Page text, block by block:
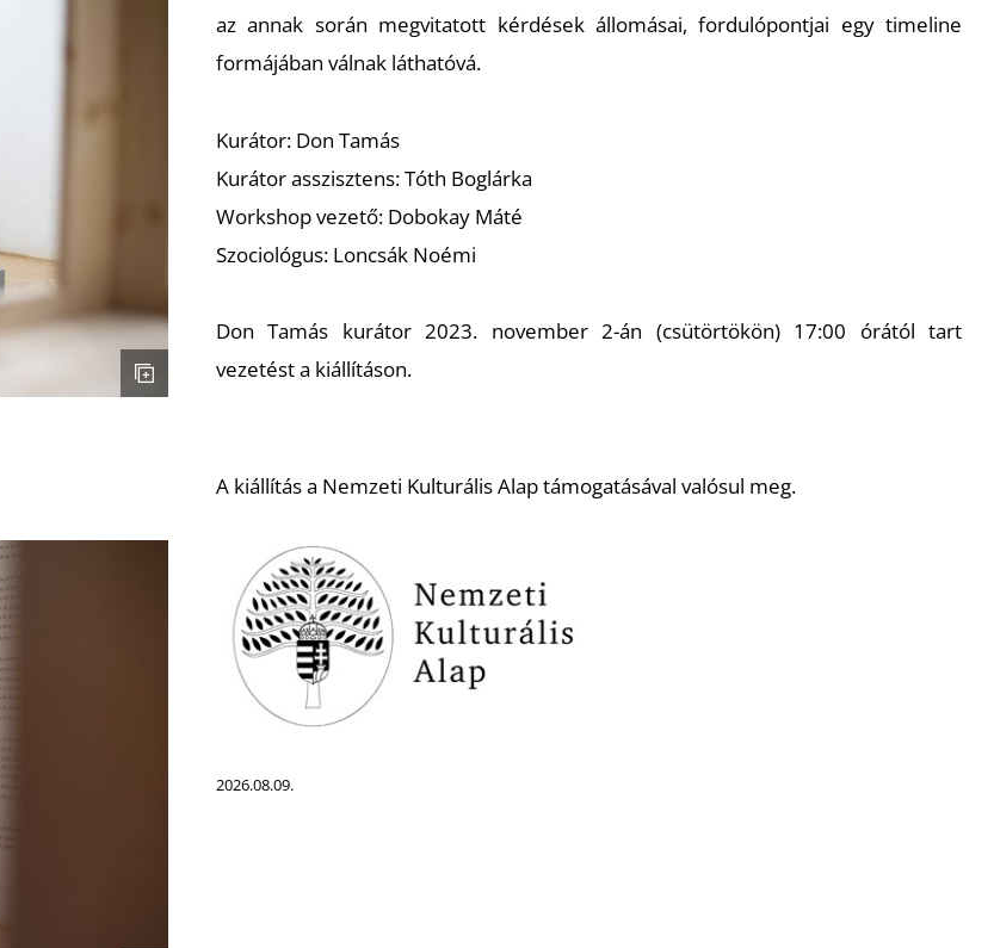
az annak során megvitatott kérdések állomásai, fordulópontjai egy timeline
formájában válnak láthatóvá.
Kurátor: Don Tamás
Kurátor asszisztens: Tóth Boglárka
Workshop vezető: Dobokay Máté
Szociológus: Loncsák Noémi
Don Tamás kurátor 2023. november 2-án (csütörtökön) 17:00 órától tart
vezetést a kiállításon.
A kiállítás a Nemzeti Kulturális Alap támogatásával valósul meg.
2026.08.09.